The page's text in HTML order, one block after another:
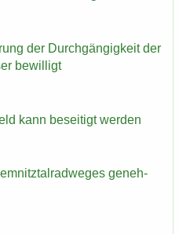
der Durch­gän­gig­keit der
be­wil­ligt
kann be­sei­tigt wer­den
ge­neh­